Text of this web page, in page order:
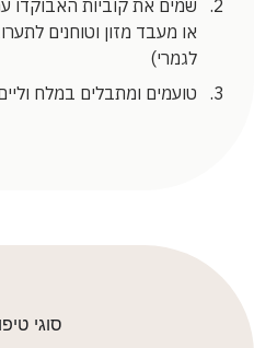
שמים את קוביות האבוקדו
או מעבד מזון וטוחנים
לגמרי)
טועמים ומתבלים במלח
סוגי